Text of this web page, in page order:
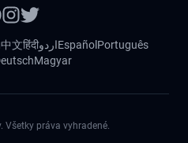
中文हिंदीاردوEspañol Português
Magyar
Všetky práva vyhradené.